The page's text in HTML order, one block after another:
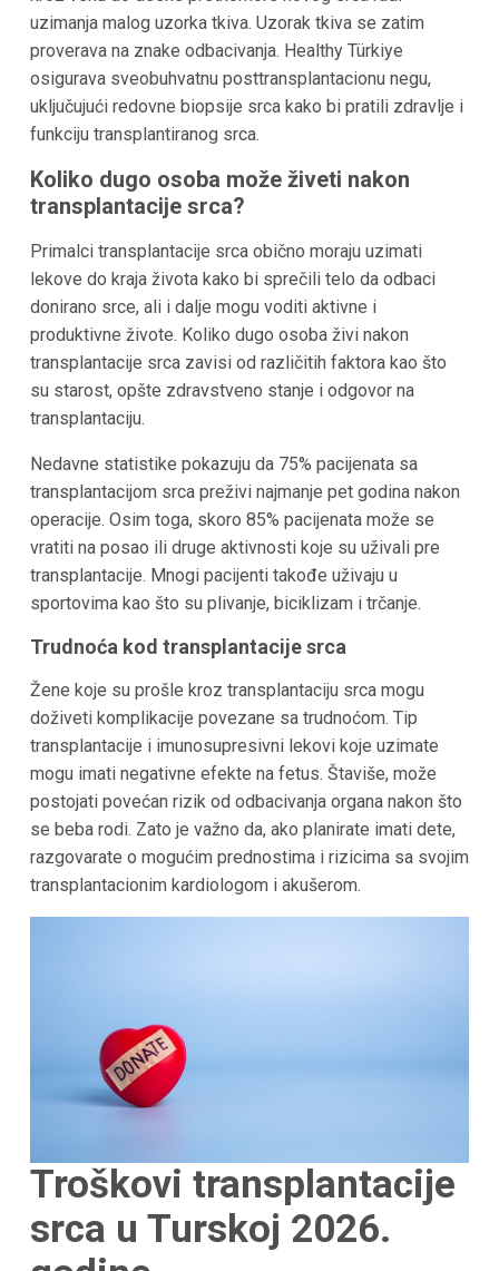
uzimanja malog uzorka tkiva. Uzorak tkiva se zatim
proverava na znake odbacivanja. Healthy Türkiye
osigurava sveobuhvatnu posttransplantacionu negu,
uključujući redovne biopsije srca kako bi pratili zdravlje i
funkciju transplantiranog srca.
Koliko dugo osoba može živeti nakon
transplantacije srca?
Primalci transplantacije srca obično moraju uzimati
lekove do kraja života kako bi sprečili telo da odbaci
donirano srce, ali i dalje mogu voditi aktivne i
produktivne živote. Koliko dugo osoba živi nakon
transplantacije srca zavisi od različitih faktora kao što
su starost, opšte zdravstveno stanje i odgovor na
transplantaciju.
Nedavne statistike pokazuju da 75% pacijenata sa
transplantacijom srca preživi najmanje pet godina nakon
operacije. Osim toga, skoro 85% pacijenata može se
vratiti na posao ili druge aktivnosti koje su uživali pre
transplantacije. Mnogi pacijenti takođe uživaju u
sportovima kao što su plivanje, biciklizam i trčanje.
Trudnoća kod transplantacije srca
Žene koje su prošle kroz transplantaciju srca mogu
doživeti komplikacije povezane sa trudnoćom. Tip
transplantacije i imunosupresivni lekovi koje uzimate
mogu imati negativne efekte na fetus. Štaviše, može
postojati povećan rizik od odbacivanja organa nakon što
se beba rodi. Zato je važno da, ako planirate imati dete,
razgovarate o mogućim prednostima i rizicima sa svojim
transplantacionim kardiologom i akušerom.
Troškovi transplantacije
srca u Turskoj 2026.